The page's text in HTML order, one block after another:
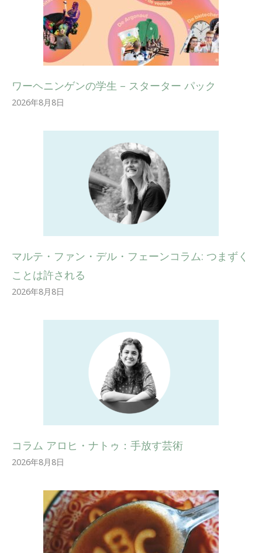
ワーヘニンゲンの学生 – スターター パック
2026年8月8日
マルテ・ファン・デル・フェーンコラム: つまずく
ことは許される
2026年8月8日
コラム アロヒ・ナトゥ：手放す芸術
2026年8月8日